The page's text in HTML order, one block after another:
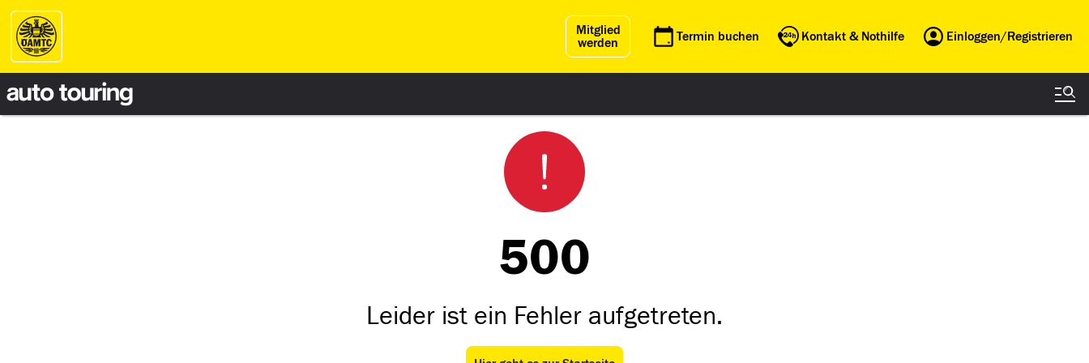
Mitglied
werden
Termin buchen Kontakt & Nothilfe Einloggen/Registrieren
500
Leider ist ein Fehler aufgetreten.